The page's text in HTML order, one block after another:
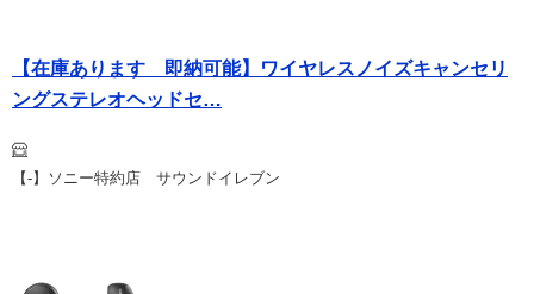
【在庫あります 即納可能】ワイヤレスノイズキャンセリ
ングステレオヘッドセ…
【-】ソニー特約店 サウンドイレブン